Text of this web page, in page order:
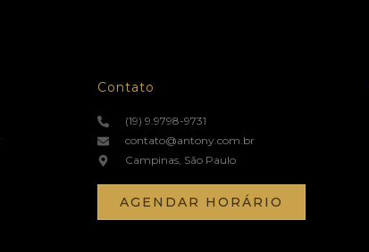
Contato
(19) 9.9798-9731
contato@antony.com.br
Campinas, São Paulo
AGENDAR HORÁRIO